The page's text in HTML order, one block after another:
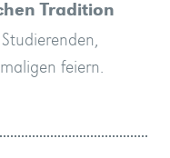
Tradition
feiern.